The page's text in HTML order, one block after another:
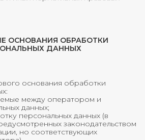
ОСНОВАНИЯ ОБРАБОТКИ
ДАННЫХ
основания обработки
между оператором и
данных;
персональных данных (в
законодательством
но соответствующих